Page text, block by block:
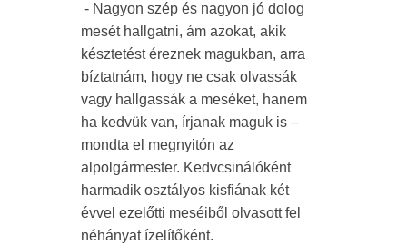
- Nagyon szép és nagyon jó dolog
mesét hallgatni, ám azokat, akik
késztetést éreznek magukban, arra
bíztatnám, hogy ne csak olvassák
vagy hallgassák a meséket, hanem
ha kedvük van, írjanak maguk is –
mondta el megnyitón az
alpolgármester. Kedvcsinálóként
harmadik osztályos kisfiának két
évvel ezelőtti meséiből olvasott fel
néhányat ízelítőként.